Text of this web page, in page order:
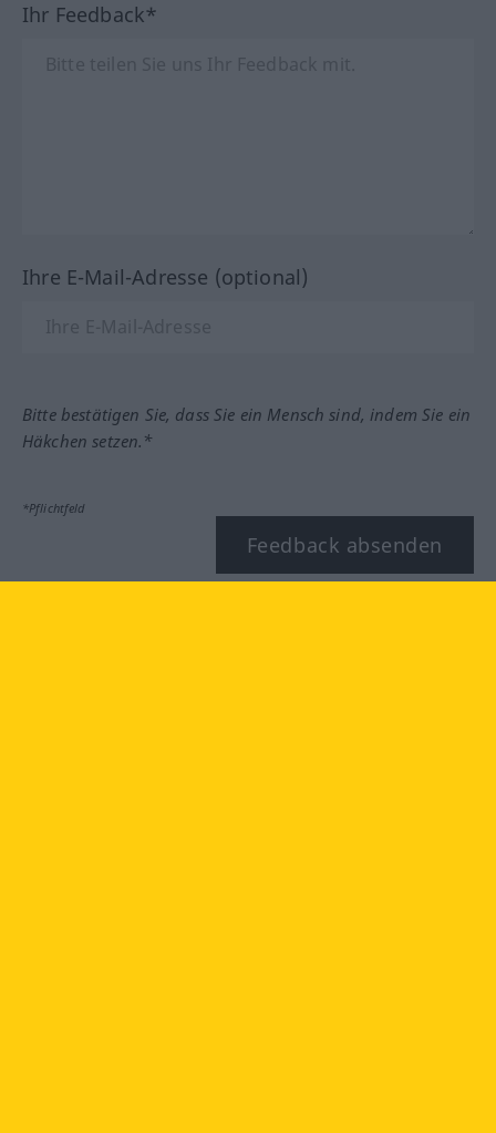
Ihr Feedback*
Ihre E-Mail-Adresse (optional)
Bitte bestätigen Sie, dass Sie ein Mensch sind, indem Sie ein
Häkchen setzen.*
*Pflichtfeld
Feedback absenden